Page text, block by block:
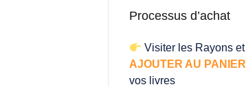
Processus d’achat
Visiter les Rayons et
AJOUTER AU PANIER
vos livres